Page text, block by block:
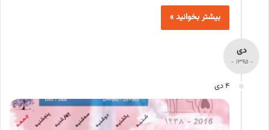
بیشتر بخوانید »
دی
- 1395 -
4 دی